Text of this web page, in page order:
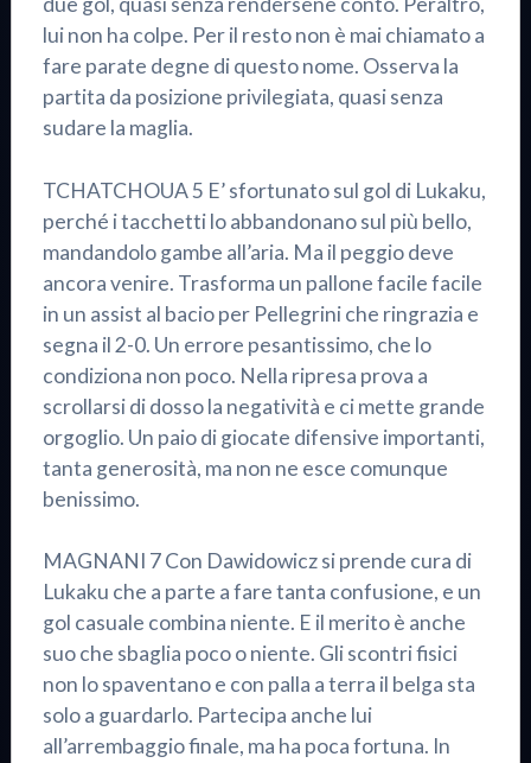
lui non ha colpe. Per il resto non è mai chiamato a
fare parate degne di questo nome. Osserva la
partita da posizione privilegiata, quasi senza
sudare la maglia.
TCHATCHOUA 5 E’ sfortunato sul gol di Lukaku,
perché i tacchetti lo abbandonano sul più bello,
mandandolo gambe all’aria. Ma il peggio deve
ancora venire. Trasforma un pallone facile facile
in un assist al bacio per Pellegrini che ringrazia e
segna il 2-0. Un errore pesantissimo, che lo
condiziona non poco. Nella ripresa prova a
scrollarsi di dosso la negatività e ci mette grande
orgoglio. Un paio di giocate difensive importanti,
tanta generosità, ma non ne esce comunque
benissimo.
MAGNANI 7 Con Dawidowicz si prende cura di
Lukaku che a parte a fare tanta confusione, e un
gol casuale combina niente. E il merito è anche
suo che sbaglia poco o niente. Gli scontri fisici
non lo spaventano e con palla a terra il belga sta
solo a guardarlo. Partecipa anche lui
all’arrembaggio finale, ma ha poca fortuna. In